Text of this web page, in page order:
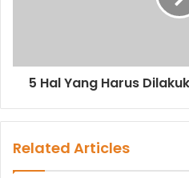
5 Hal Yang Harus
Related Articles